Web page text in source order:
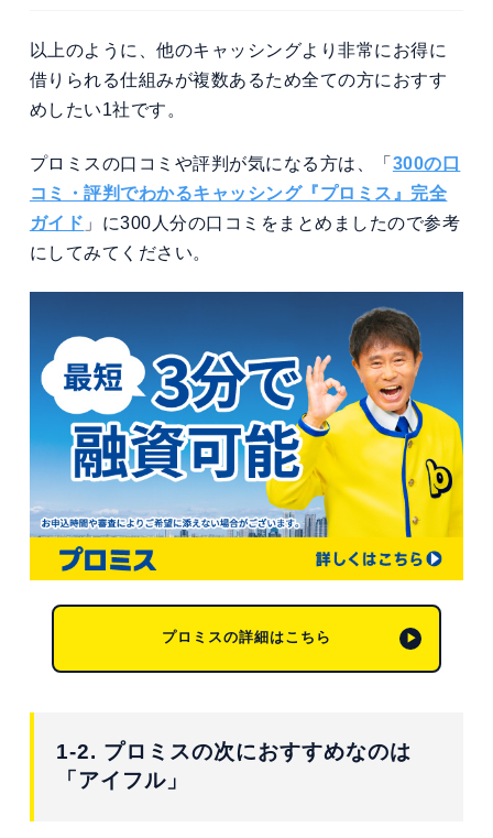
以上のように、他のキャッシングより非常にお得に
借りられる仕組みが複数あるため全ての方におすす
めしたい1社です。
プロミスの口コミや評判が気になる方は、「 300の口
コミ・評判でわかるキャッシング『プロミス』完全
ガイド 」に300人分の口コミをまとめましたので参考
にしてみてください。
プロミスの詳細はこちら
1-2. プロミスの次におすすめなのは
「アイフル」